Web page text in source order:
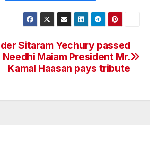
Sitaram Yechury passed
Maiam President Mr.
Kamal Haasan pays tribute